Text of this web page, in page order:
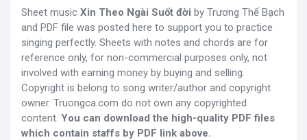
Sheet music Xin Theo Ngài Suốt đời by Trương Thế Bạch
and PDF file was posted here to support you to practice
singing perfectly. Sheets with notes and chords are for
reference only, for non-commercial purposes only, not
involved with earning money by buying and selling.
Copyright is belong to song writer/author and copyright
owner. Truongca.com do not own any copyrighted
content. You can download the high-quality PDF files
which contain staffs by PDF link above.